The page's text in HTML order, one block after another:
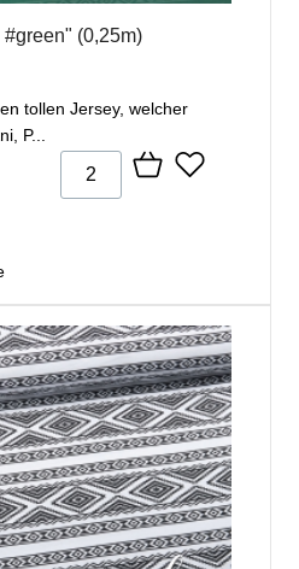
(0,25m)
tollen Jersey, welcher
P...